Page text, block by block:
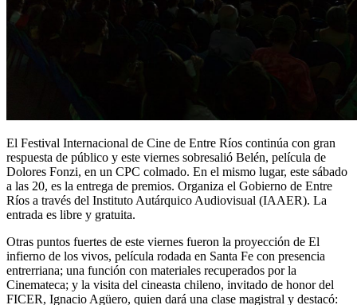
El Festival Internacional de Cine de Entre Ríos continúa con gran
respuesta de público y este viernes sobresalió Belén, película de
Dolores Fonzi, en un CPC colmado. En el mismo lugar, este sábado
a las 20, es la entrega de premios. Organiza el Gobierno de Entre
Ríos a través del Instituto Autárquico Audiovisual (IAAER). La
entrada es libre y gratuita.
Otras puntos fuertes de este viernes fueron la proyección de El
infierno de los vivos, película rodada en Santa Fe con presencia
entrerriana; una función con materiales recuperados por la
Cinemateca; y la visita del cineasta chileno, invitado de honor del
FICER, Ignacio Agüero, quien dará una clase magistral y destacó: